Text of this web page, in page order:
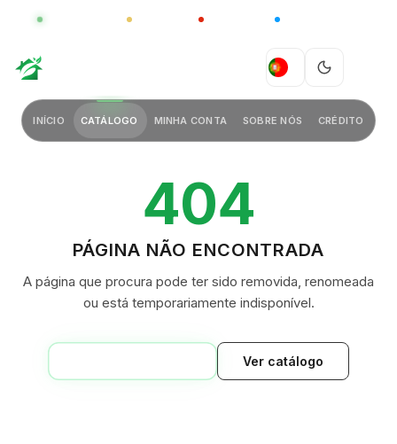
GLOBAL CHINA
PT
INÍCIO CATÁLOGO MINHA CONTA SOBRE NÓS CRÉDITO
404
PÁGINA NÃO ENCONTRADA
A página que procura pode ter sido removida, renomeada
ou está temporariamente indisponível.
Ver catálogo